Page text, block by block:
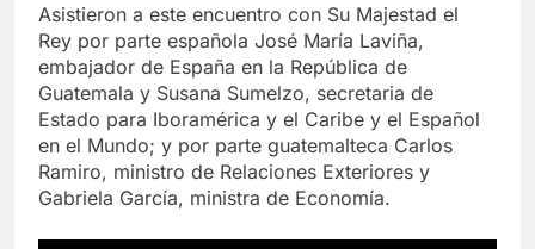
Asistieron a este encuentro con Su Majestad el
Rey por parte española José María Laviña,
embajador de España en la República de
Guatemala y Susana Sumelzo, secretaria de
Estado para Iboramérica y el Caribe y el Español
en el Mundo; y por parte guatemalteca Carlos
Ramiro, ministro de Relaciones Exteriores y
Gabriela García, ministra de Economía.